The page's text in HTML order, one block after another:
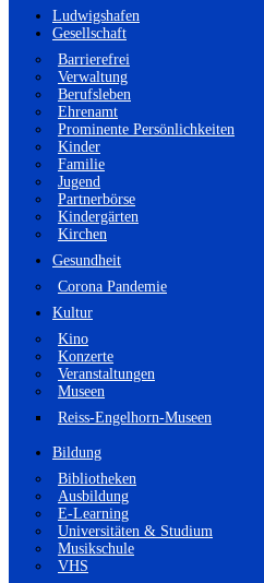
Ludwigshafen
Gesellschaft
Barrierefrei
Verwaltung
Berufsleben
Ehrenamt
Prominente Persönlichkeiten
Kinder
Familie
Jugend
Partnerbörse
Kindergärten
Kirchen
Gesundheit
Corona Pandemie
Kultur
Kino
Konzerte
Veranstaltungen
Museen
Reiss-Engelhorn-Museen
Bildung
Bibliotheken
Ausbildung
E-Learning
Universitäten & Studium
Musikschule
VHS